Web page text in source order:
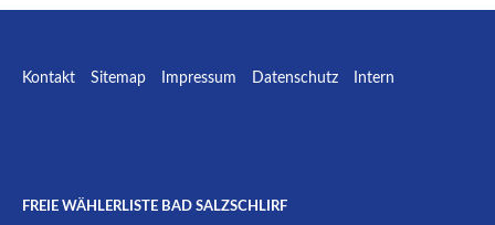
Kontakt Sitemap Impressum Datenschutz Intern
FREIE WÄHLERLISTE BAD SALZSCHLIRF